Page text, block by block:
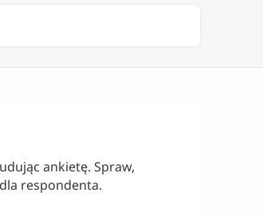
ankietę. Spraw,
respondenta.